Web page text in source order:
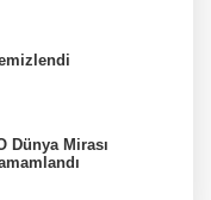
Dünya Mirası